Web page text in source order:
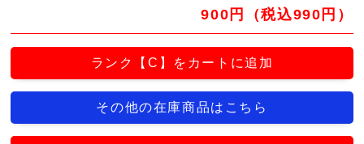
900円（税込990円）
ランク【C】をカートに追加
その他の在庫商品はこちら